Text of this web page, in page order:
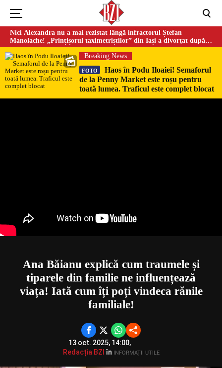
Nici Alexandra nu a mai rezistat lângă infractorul Ștefan
Manolache! „Prințișorul taximetriștilor” din Iași a divorţat după
doi ani de căsnicie
Breaking News
FOTO
Haos în Podu Iloaiei! Semaforul
de la Penny Market este roșu pentru
toată lumea. Traficul este complet blocat
Ana Băianu explică cum traumele și
tiparele din familie ne influențează
viața! Iată cum îți poți vindeca rănile
familiale!
13 oct. 2025, 14:00,
Redacția BZI în INFORMAȚII UTILE